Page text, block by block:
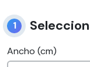
1
Ancho (cm)